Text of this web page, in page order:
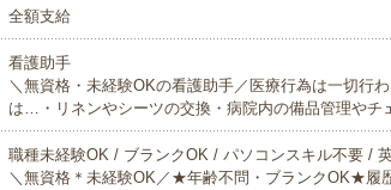
全額支給
看護助手
＼無資格・未経験OKの看護助手／医療行為は一切行
は…・リネンやシーツの交換・病院内の備品管理やチ
職種未経験OK / ブランクOK / パソコンスキル不要 /
＼無資格＊未経験OK／★年齢不問・ブランクOK★履